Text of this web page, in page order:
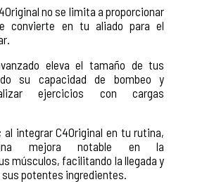
no se limita a proporcionar
convierte en tu aliado para el
eleva el tamaño de tus
su capacidad de bombeo y
ejercicios con cargas
al integrar C4Original en tu rutina,
una mejora notable en la
músculos, facilitando la llegada y
potentes ingredientes.